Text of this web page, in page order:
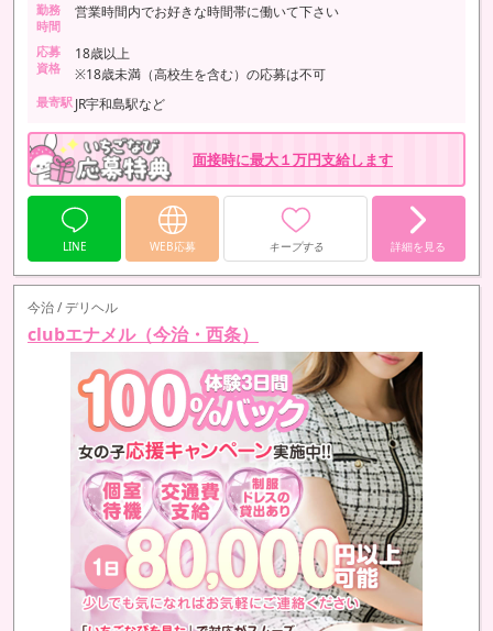
勤務
時間
営業時間内でお好きな時間帯に働いて下さい
応募
資格
18歳以上
※18歳未満（高校生を含む）の応募は不可
最寄駅 JR宇和島駅など
面接時に最大１万円支給します
LINE WEB応募 キープする 詳細を見る
今治 / デリヘル
clubエナメル（今治・西条）